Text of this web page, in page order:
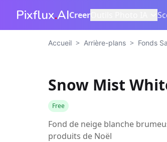
Pixflux.AICreer
Accueil > Arrière-plans > Fonds
Snow Mist
Free
Fond de neige blanche
produits de Noël